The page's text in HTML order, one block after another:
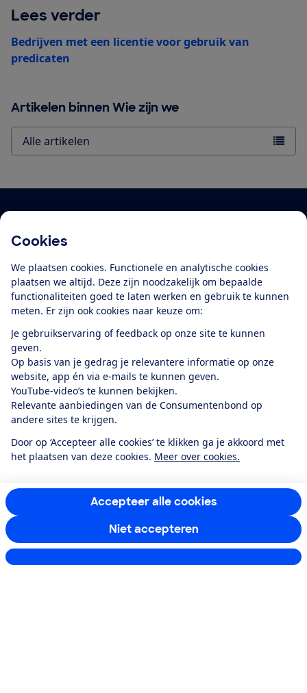
Cookies
We plaatsen cookies. Functionele en analytische cookies
plaatsen we altijd. Deze zijn noodzakelijk om bepaalde
functionaliteiten goed te laten werken en gebruik te kunnen
meten. Er zijn ook cookies naar keuze om:
Je gebruikservaring of feedback op onze site te kunnen
geven.
Op basis van je gedrag je relevantere informatie op onze
website, app én via e-mails te kunnen geven.
YouTube-video’s te kunnen bekijken.
Relevante aanbiedingen van de Consumentenbond op
andere sites te krijgen.
Door op ‘Accepteer alle cookies’ te klikken ga je akkoord met
het plaatsen van deze cookies. Meer over cookies.
Accepteer alle cookies
Niet accepteren
Lees verder
Bedrijven met een licentie voor gebruik van
predicaten
Artikelen binnen Wie zijn we
Alle artikelen
Ontvang nieuws, acties en tips in je mailbox. In onze
privacyverklaringlees je hoe we omgaan met je
persoonsgegevens en e-mails voor je personaliseren.
E-mailadres
Ik meld me aan
Service & Contact
Doe mee
Boeken & Bladen